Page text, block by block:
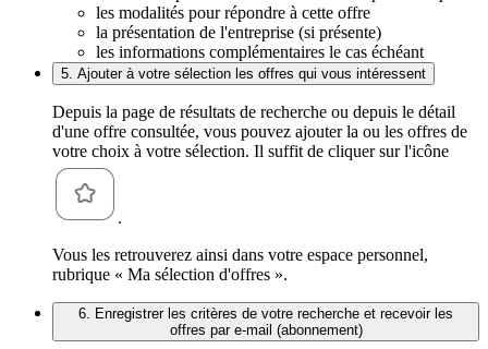
les modalités pour répondre à cette offre
la présentation de l'entreprise (si présente)
les informations complémentaires le cas échéant
5. Ajouter à votre sélection les offres qui vous intéressent
Depuis la page de résultats de recherche ou depuis le détail
d'une offre consultée, vous pouvez ajouter la ou les offres de
votre choix à votre sélection. Il suffit de cliquer sur l'icône
.
Vous les retrouverez ainsi dans votre espace personnel,
rubrique « Ma sélection d'offres ».
6. Enregistrer les critères de votre recherche et recevoir les
offres par e-mail (abonnement)